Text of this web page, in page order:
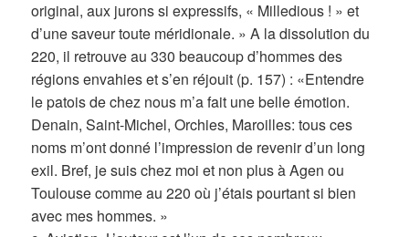
original, aux jurons si expressifs, « Milledious ! » et
d’une saveur toute méridionale. » A la dissolution du
220, il retrouve au 330 beaucoup d’hommes des
régions envahies et s’en réjouit (p. 157) : «Entendre
le patois de chez nous m’a fait une belle émotion.
Denain, Saint-Michel, Orchies, Maroilles: tous ces
noms m’ont donné l’impression de revenir d’un long
exil. Bref, je suis chez moi et non plus à Agen ou
Toulouse comme au 220 où j’étais pourtant si bien
avec mes hommes. »